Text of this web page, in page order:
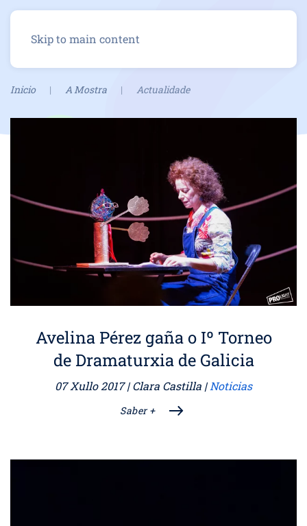
Skip to main content
Inicio A Mostra Actualidade
Avelina Pérez gaña o Iº Torneo
de Dramaturxia de Galicia
07 Xullo 2017| Clara Castilla | Noticias
Saber +